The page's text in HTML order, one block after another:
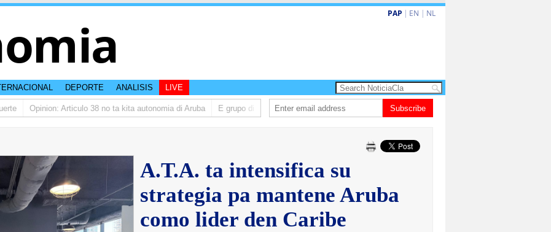
PAP | EN | NL
DEPORTE ANALISIS LIVE
Opinion: Articulo 38 no ta kita autonomia di Aruba E grupo di studiantenan di Aruba a yega Hulanda bon Trump ta purba limita derecho
Subscribe
A.T.A. ta intensifica su
strategia pa mantene Aruba
como lider den Caribe